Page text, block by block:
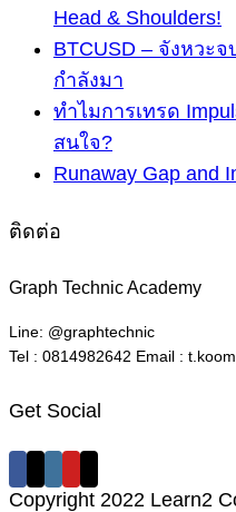
Head & Shoulders!
BTCUSD – จังหวะจ
กำลังมา
ทำไมการเทรด
สนใจ?
Runaway Gap and
ติดต่อ
Graph Technic Academy
Line: @graphtechnic
Tel : 0814982642 Email :
Get Social
Copyright 2022 Learn2